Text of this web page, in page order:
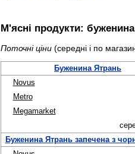
М'ясні продукти: буженина
Поточні ціни (середні і по
Буженина Ятрань
Novus
Metro
Megamarket
Буженина Ятрань запечена з